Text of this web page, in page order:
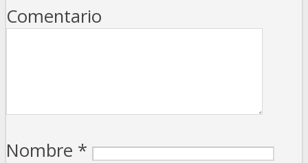
Comentario
Nombre *